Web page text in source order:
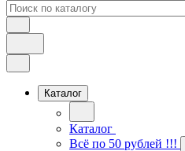
Каталог
Каталог
Всё по 50 рублей !!!